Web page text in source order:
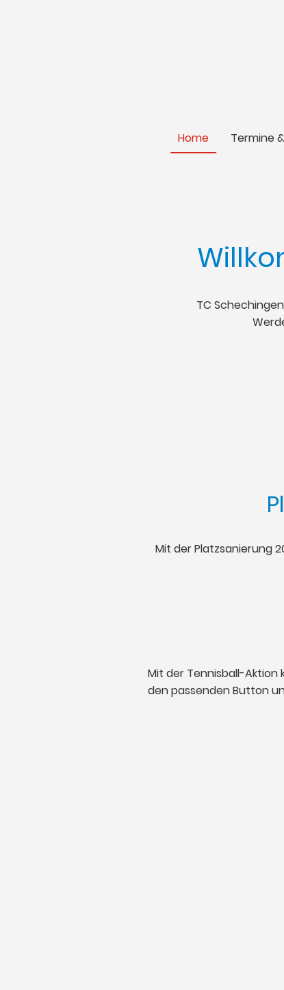
Home Termine
TC
Mit der Platzsanierung
Mit der Tennisball-
den passenden Button